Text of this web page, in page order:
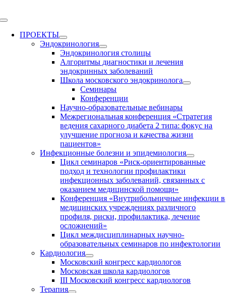
to
Toggle
NavigationПРОЕКТЫ
Эндокринология
Эндокринология столицы
Алгоритмы диагностики и лечения
эндокринных заболеваний
Школа московского эндокринолога
Семинары
Конференции
Научно-образовательные вебинары
Межрегиональная конференция «Стратегия
ведения сахарного диабета 2 типа: фокус на
улучшение прогноза и качества жизни
пациентов»
Инфекционные болезни и эпидемиология
Цикл семинаров «Риск-ориентированные
подход и технологии профилактики
инфекционных заболеваний, связанных с
оказанием медицинской помощи»
Конференция «Внутрибольничные инфекции в
медицинских учреждениях различного
профиля, риски, профилактика, лечение
осложнений»
Цикл междисциплинарных научно-
образовательных семинаров по инфектологии
Кардиология
Московский конгресс кардиологов
Московская школа кардиологов
III Московский конгресс кардиологов
Терапия